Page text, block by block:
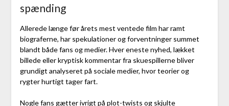
spænding
Allerede længe før årets mest ventede film har ramt
biograferne, har spekulationer og forventninger summet
blandt både fans og medier. Hver eneste nyhed, lækket
billede eller kryptisk kommentar fra skuespillerne bliver
grundigt analyseret på sociale medier, hvor teorier og
rygter hurtigt tager fart.
Nogle fans gætter ivrigt på plot-twists og skjulte